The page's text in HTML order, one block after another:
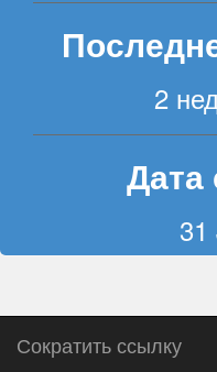
Сократить ссылку
2
Дата
31